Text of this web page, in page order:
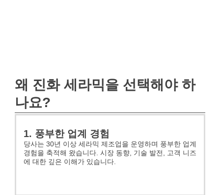
왜 진화 세라믹을 선택해야 하
나요?
1. 풍부한 업계 경험
당사는 30년 이상 세라믹 제조업을 운영하며 풍부한 업계
경험을 축적해 왔습니다. 시장 동향, 기술 발전, 고객 니즈
에 대한 깊은 이해가 있습니다.